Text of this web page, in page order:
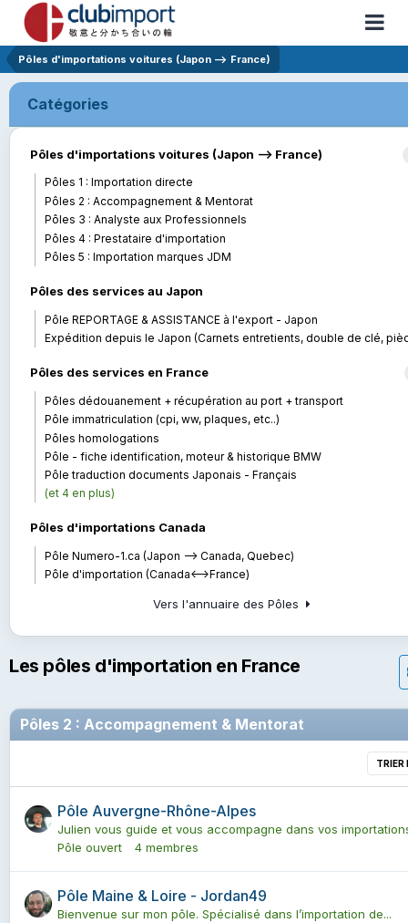
Pôles d'importations voitures (Japon --> France)
Catégories
Pôles d'importations voitures (Japon --> France)
Pôles 1 : Importation directe
Pôles 2 : Accompagnement & Mentorat
Pôles 3 : Analyste aux Professionnels
Pôles 4 : Prestataire d'importation
Pôles 5 : Importation marques JDM
Pôles des services au Japon
Pôle REPORTAGE & ASSISTANCE à l'export - Japon
Expédition depuis le Japon (Carnets entretients, double de clé,
Pôles des services en France
Pôles dédouanement + récupération au port + transport
Pôle immatriculation (cpi, ww, plaques, etc..)
Pôles homologations
Pôle - fiche identification, moteur & historique BMW
Pôle traduction documents Japonais - Français
(et 4 en plus)
Pôles d'importations Canada
Pôle Numero-1.ca (Japon --> Canada, Quebec)
Pôle d'importation (Canada<-->France)
Vers l'annuaire des Pôles
Les pôles d'importation en France
Pôles 2 : Accompagnement & Mentorat
TRIER
Pôle Auvergne-Rhône-Alpes
Julien vous guide et vous accompagne dans vos
Pôle ouvert
4 membres
Pôle Maine & Loire - Jordan49
Bienvenue sur mon pôle. Spécialisé dans l’importation de...